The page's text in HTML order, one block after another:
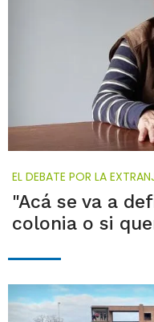
EL DEBATE POR LA
"Acá se va a
colonia o si